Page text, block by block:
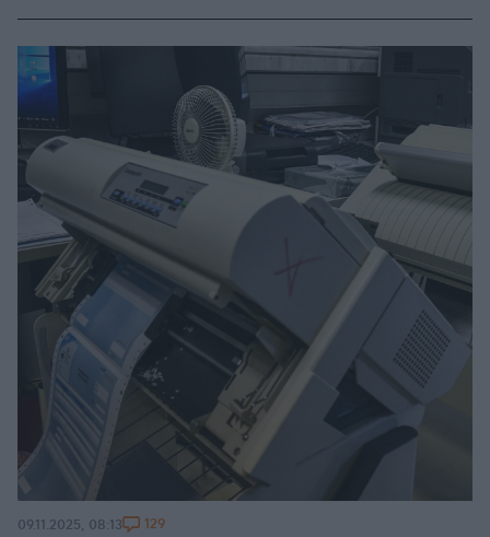
09.11.2025, 08:13 129